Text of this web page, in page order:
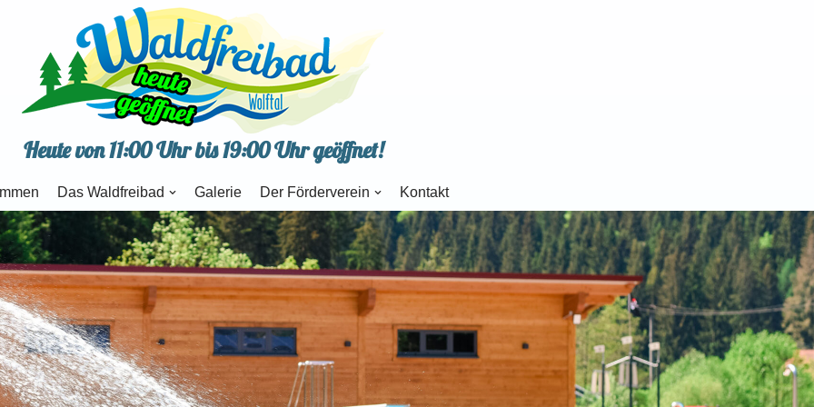
Heute von 11:00 Uhr bis 19:00 Uhr geöffnet!
Das Waldfreibad Galerie Der Förderverein Kontakt